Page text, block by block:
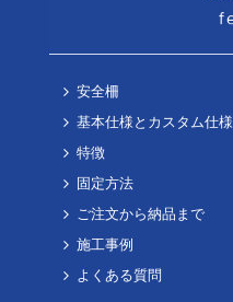
安全柵
基本仕様とカスタム仕様
特徴
固定方法
ご注文から納品まで
施工事例
よくある質問